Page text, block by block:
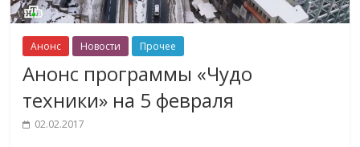
Анонс Новости Прочее
Анонс программы «Чудо
техники» на 5 февраля
02.02.2017